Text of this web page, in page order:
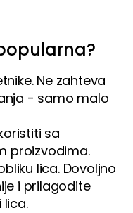
Ne zahteva
- samo malo
sa
proizvodima.
lica. Dovoljno
i prilagodite
lica.